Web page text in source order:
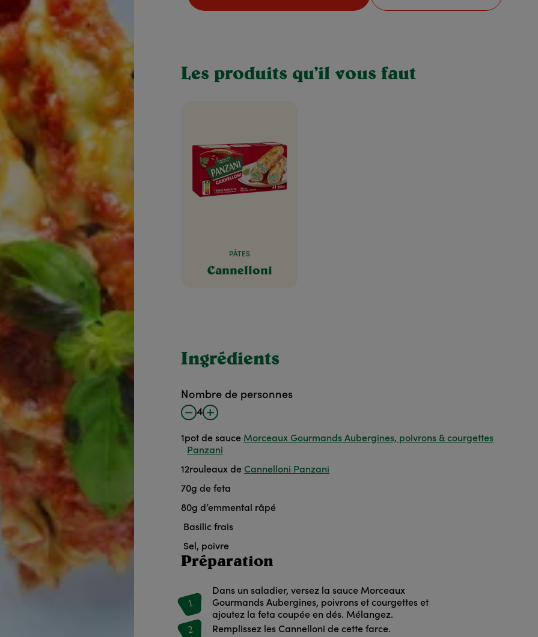
Les produits qu’il vous faut
PÂTES
Cannelloni
Ingrédients
Nombre de personnes
4
1pot de sauce Morceaux Gourmands Aubergines, poivrons & courgettes
Panzani
12rouleaux de Cannelloni Panzani
70g de feta
80g d’emmental râpé
Basilic frais
Sel, poivre
Préparation
1
Dans un saladier, versez la sauce Morceaux
Gourmands Aubergines, poivrons et courgettes et
ajoutez la feta coupée en dés. Mélangez.
2 Remplissez les Cannelloni de cette farce.